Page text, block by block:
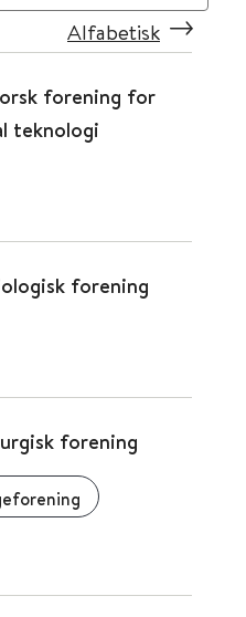
Alfabetisk
forening for
teknologi
forening
forening